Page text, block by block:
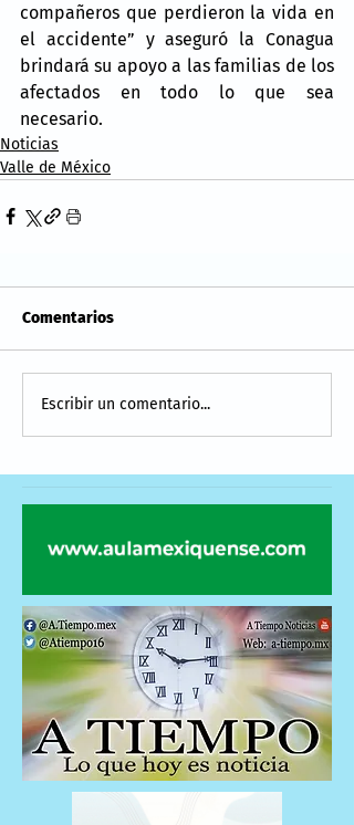
compañeros que perdieron la vida en
el accidente” y aseguró la Conagua
brindará su apoyo a las familias de los
afectados en todo lo que sea
necesario.
Noticias
Valle de México
Comentarios
Escribir un comentario...